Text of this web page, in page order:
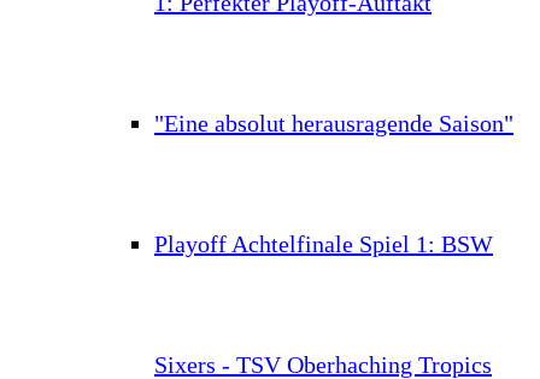
"Eine absolut herausragende Saison"
Playoff Achtelfinale Spiel 1: BSW
Sixers - TSV Oberhaching Tropics